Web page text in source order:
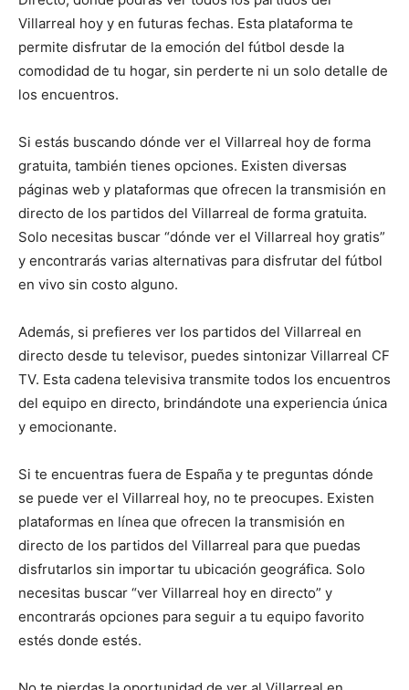
Villarreal hoy y en futuras fechas. Esta plataforma te
permite disfrutar de la emoción del fútbol desde la
comodidad de tu hogar, sin perderte ni un solo detalle de
los encuentros.
Si estás buscando dónde ver el Villarreal hoy de forma
gratuita, también tienes opciones. Existen diversas
páginas web y plataformas que ofrecen la transmisión en
directo de los partidos del Villarreal de forma gratuita.
Solo necesitas buscar “dónde ver el Villarreal hoy gratis”
y encontrarás varias alternativas para disfrutar del fútbol
en vivo sin costo alguno.
Además, si prefieres ver los partidos del Villarreal en
directo desde tu televisor, puedes sintonizar Villarreal CF
TV. Esta cadena televisiva transmite todos los encuentros
del equipo en directo, brindándote una experiencia única
y emocionante.
Si te encuentras fuera de España y te preguntas dónde
se puede ver el Villarreal hoy, no te preocupes. Existen
plataformas en línea que ofrecen la transmisión en
directo de los partidos del Villarreal para que puedas
disfrutarlos sin importar tu ubicación geográfica. Solo
necesitas buscar “ver Villarreal hoy en directo” y
encontrarás opciones para seguir a tu equipo favorito
estés donde estés.